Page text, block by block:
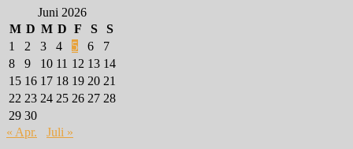
Juni 2026
M D M D F S
S
1
2 3 4 5 6
7
8
9 10 11 12 13 14
15 16 17 18 19 20 21
22 23 24 25 26 27 28
29 30
« Apr.
Juli »